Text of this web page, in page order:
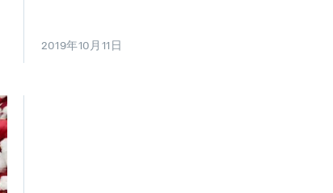
2019年10月11日